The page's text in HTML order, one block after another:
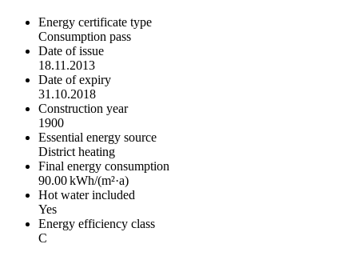
Energy certificate type
Consumption pass
Date of issue
18.11.2013
Date of expiry
31.10.2018
Construction year
1900
Essential energy source
District heating
Final energy consumption
90.00 kWh/(m²·a)
Hot water included
Yes
Energy efficiency class
C